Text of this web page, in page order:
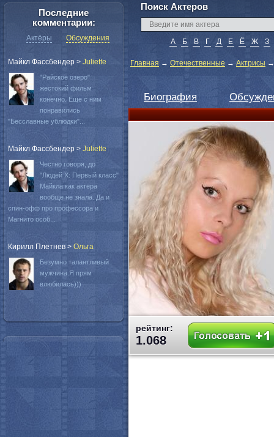
Поиск Актеров
А Б В Г Д Е Ё Ж З
Главная → Отечественные → Актрисы
Биография
рейтинг:
1.068
Последние
комментарии:
Актёры Обсуждения
Майкл Фассбендер > Juliette
"Райское озеро"
жестокий фильм
конечно. Еще с ним
понравились
"Бесславные ублюдки"...
Майкл Фассбендер > Juliette
Честно говоря, до
"Людей Х: Первый класс"
Майкла как актера
вообще не знала. Да и
спин-офф про профессора и
Магнито особ...
Кирилл Плетнев > Oльга
Безумно талантливый
мужчина.Я прям
влюбилась)))